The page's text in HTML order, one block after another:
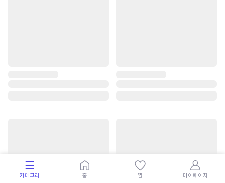
카테고리 홈 찜 마이페이지